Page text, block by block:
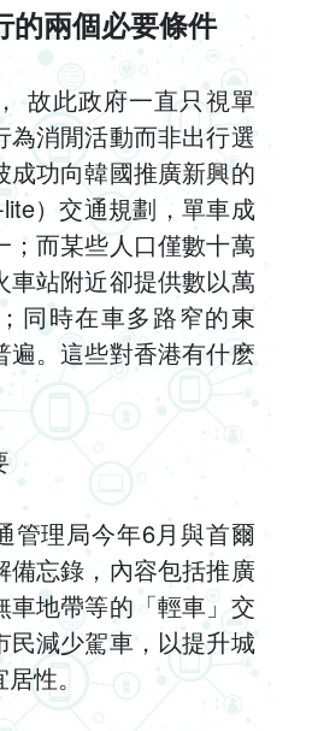
的兩個必要條件
故此政府一直只視單
為消閒活動而非出行選
成功向韓國推廣新興的
）交通規劃，單車成
；而某些人口僅數十萬
車站附近卻提供數以萬
同時在車多路窄的東
遍。這些對香港有什麽
管理局今年6月與首爾
備忘錄，內容包括推廣
車地帶等的「輕車」交
民減少駕車，以提升城
居性。